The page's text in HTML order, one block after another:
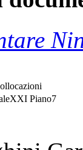
XXI Piano7